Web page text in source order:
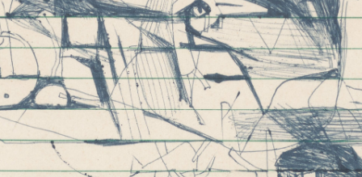
Artworks
Shop
About